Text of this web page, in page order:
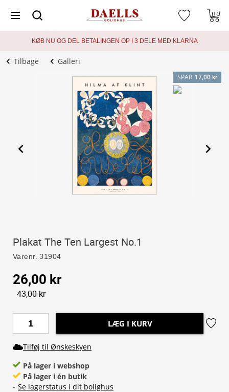
KØB NU OG DEL BETALINGEN OP I 3 DELE MED KLARNA
Tilbage Galleri
SPAR 17,00 kr
Plakat The Ten Largest No.1
Varenr. 31904
26,00 kr
43,00 kr
LÆG I KURV
Tilføj til Ønskeskyen
På lager i webshop
På lager i én butik
- Se lagerstatus i dit bolighus